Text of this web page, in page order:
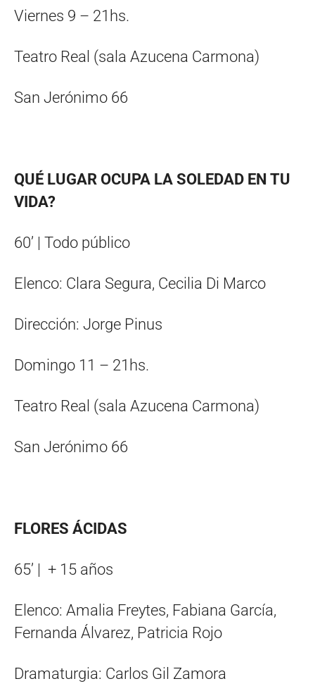
Viernes 9 – 21hs.
Teatro Real (sala Azucena Carmona)
San Jerónimo 66
QUÉ LUGAR OCUPA LA SOLEDAD EN TU
VIDA?
60’ | Todo público
Elenco: Clara Segura, Cecilia Di Marco
Dirección: Jorge Pinus
Domingo 11 – 21hs.
Teatro Real (sala Azucena Carmona)
San Jerónimo 66
FLORES ÁCIDAS
65’ | + 15 años
Elenco: Amalia Freytes, Fabiana García,
Fernanda Álvarez, Patricia Rojo
Dramaturgia: Carlos Gil Zamora